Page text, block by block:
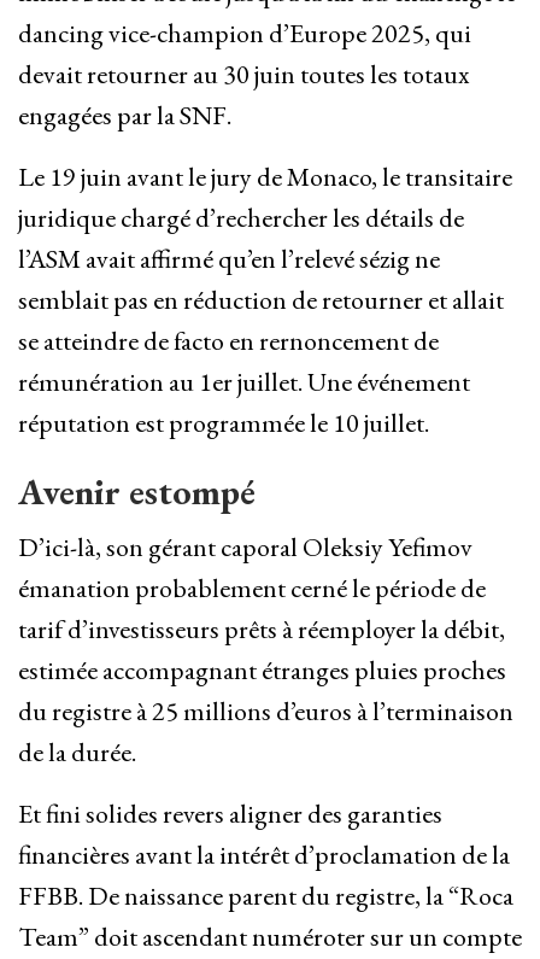
dancing vice-champion d’Europe 2025, qui
devait retourner au 30 juin toutes les totaux
engagées par la SNF.
Le 19 juin avant le jury de Monaco, le transitaire
juridique chargé d’rechercher les détails de
l’ASM avait affirmé qu’en l’relevé sézig ne
semblait pas en réduction de retourner et allait
se atteindre de facto en rernoncement de
rémunération au 1er juillet. Une événement
réputation est programmée le 10 juillet.
Avenir estompé
D’ici-là, son gérant caporal Oleksiy Yefimov
émanation probablement cerné le période de
tarif d’investisseurs prêts à réemployer la débit,
estimée accompagnant étranges pluies proches
du registre à 25 millions d’euros à l’terminaison
de la durée.
Et fini solides revers aligner des garanties
financières avant la intérêt d’proclamation de la
FFBB. De naissance parent du registre, la “Roca
Team” doit ascendant numéroter sur un compte